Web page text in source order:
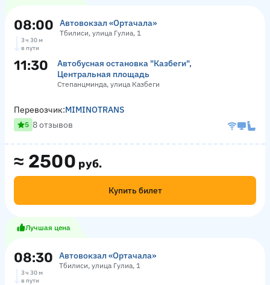
08:00 Автовокзал «Ортачала»
Тбилиси, улица Гулиа, 1
3 ч 30 м
в пути
11:30
Автобусная остановка "Казбеги",
Центральная площадь
Степанцминда, улица Казбеги
≈ 2500 руб.
Купить билет
Перевозчик:MIMINOTRANS
5 8 отзывов
Лучшая цена
08:30 Автовокзал «Ортачала»
Тбилиси, улица Гулиа, 1
3 ч 30 м
в пути